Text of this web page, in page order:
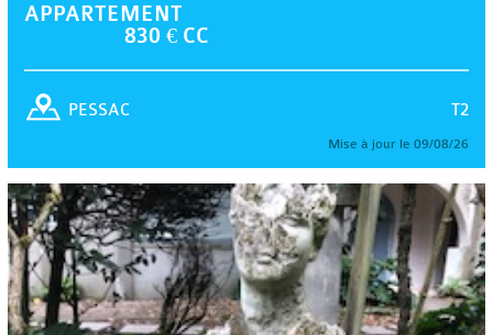
APPARTEMENT
830 € CC
T2
PESSAC
Mise à jour le 09/08/26